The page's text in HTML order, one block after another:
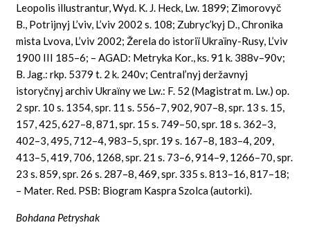
Leopolis illustrantur, Wyd. K. J. Heck, Lw. 1899; Zimorovyč
B., Potrijnyj L’viv, L’viv 2002 s. 108; Zubryc’kyj D., Chronika
mista Lvova, L’viv 2002; Žerela do istoriï Ukraïny-Rusy, L’viv
1900 III 185–6; – AGAD: Metryka Kor., ks. 91 k. 388v–90v;
B. Jag.: rkp. 5379 t. 2 k. 240v; Central’nyj deržavnyj
istoryčnyj archiv Ukraїny we Lw.: F. 52 (Magistrat m. Lw.) op.
2 spr. 10 s. 1354, spr. 11 s. 556–7, 902, 907–8, spr. 13 s. 15,
157, 425, 627–8, 871, spr. 15 s. 749–50, spr. 18 s. 362–3,
402–3, 495, 712–4, 983–5, spr. 19 s. 167–8, 183–4, 209,
413–5, 419, 706, 1268, spr. 21 s. 73–6, 914–9, 1266–70, spr.
23 s. 859, spr. 26 s. 287–8, 469, spr. 335 s. 813–16, 817–18;
– Mater. Red. PSB: Biogram Kaspra Szolca (autorki).
Bohdana Petryshak